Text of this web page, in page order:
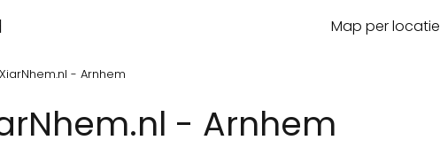
Map per locatie
- Arnhem
- Arnhem